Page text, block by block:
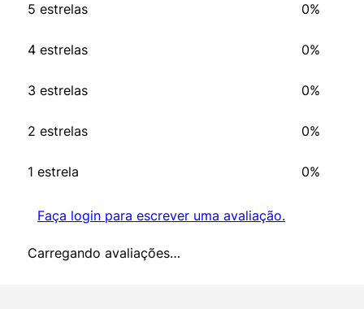
5 estrelas 0%
4 estrelas 0%
3 estrelas 0%
2 estrelas 0%
1 estrela 0%
Faça login para escrever uma avaliação.
Carregando avaliações…